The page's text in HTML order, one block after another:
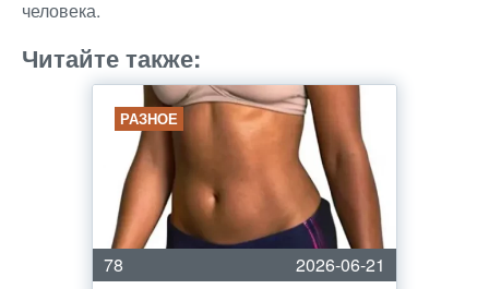
человека.
Читайте также:
РАЗНОЕ
78
2026-06-21